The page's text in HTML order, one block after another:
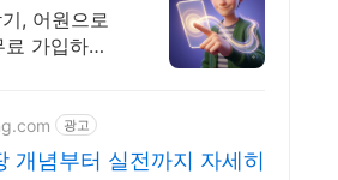
, 어원으로
가입하고
광고
개념부터 실전까지 자세히